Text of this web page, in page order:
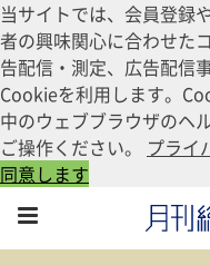
当サイトでは、会員登録
者の興味関心に合わせた
告配信・測定、広告配信
Cookieを利用します。
中のウェブブラウザのヘ
ご操作ください。 プライ
同意します